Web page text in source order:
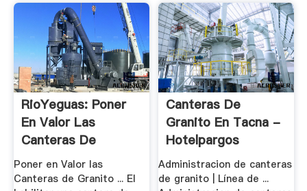
RioYeguas: Poner
En Valor Las
Canteras De
Granito
Poner en Valor las
Canteras de Granito ... El
Canteras De
Granito En Tacna -
Hotelpargos
Administracion de canteras
de granito | Línea de ...